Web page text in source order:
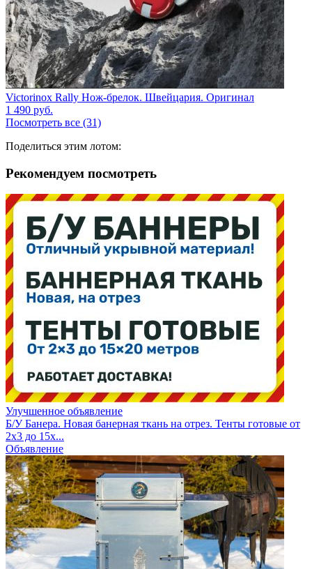
Victorinox Rally Нож-брелок. Швейцария. Оригинал
1 490 руб.
Посмотреть все (31)
Поделиться этим лотом:
Рекомендуем посмотреть
Улучшенное объявление
Б/У Банера. Новая банерная ткань на отрез. Тенты готовые от
2х3 до 15х...
Объявление